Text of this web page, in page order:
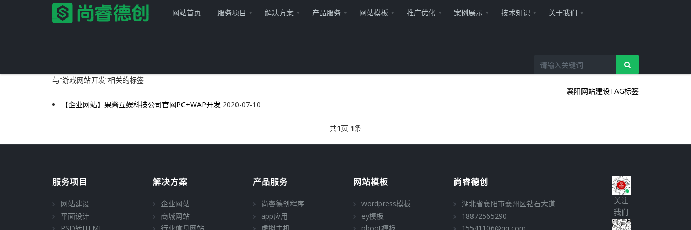
网站首页 服务项目 解决方案 产品服务 网站模板 推广优化 案例展示 技术知识 关于我们
PSD转HTML
商城网站
尚睿德创程序
网站模板
与“游戏网站开发”相关的标签
襄阳网站建设TAG标签
【企业网站】果酱互娱科技公司官网PC+WAP开发 2020-07-10
共1页 1条
服务项目
网站建设
平面设计
解决方案
企业网站
商城网站
产品服务
尚睿德创程序
app应用
网站模板
wordpress模板
ey模板
尚睿德创
湖北省襄阳市襄州区钻石大道
18872565290
关注
我们